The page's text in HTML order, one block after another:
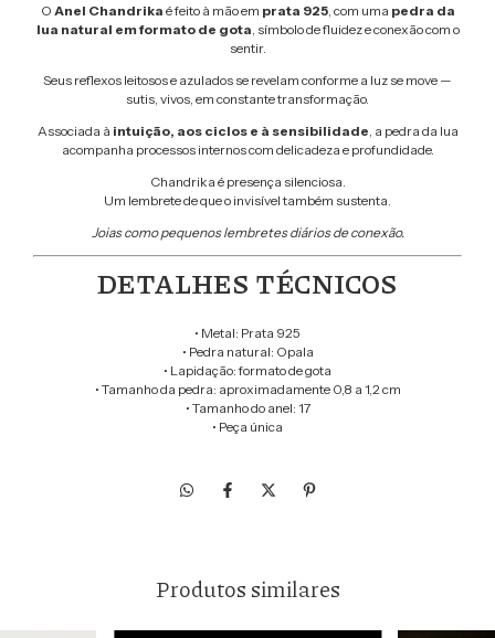
O Anel Chandrika é feito à mão em prata 925, com uma pedra da
lua natural em formato de gota , símbolo de fluidez e conexão com o
sentir.
Seus reflexos leitosos e azulados se revelam conforme a luz se move —
sutis, vivos, em constante transformação.
Associada à intuição, aos ciclos e à sensibilidade , a pedra da lua
acompanha processos internos com delicadeza e profundidade.
Chandrika é presença silenciosa.
Um lembrete de que o invisível também sustenta.
Joias como pequenos lembretes diários de conexão.
DETALHES TÉCNICOS
• Metal: Prata 925
• Pedra natural: Opala
• Lapidação: formato de gota
• Tamanho da pedra: aproximadamente 0,8 a 1,2 cm
• Tamanho do anel: 17
• Peça única
Produtos similares